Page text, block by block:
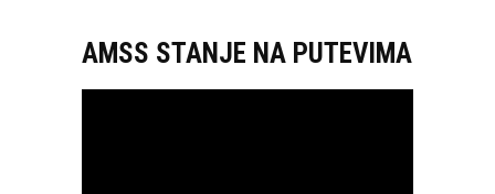
AMSS STANJE NA PUTEVIMA